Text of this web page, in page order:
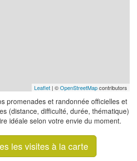
Leaflet | ©OpenStreetMapcontributors
promenades et randonnée officielles et
(distance, difficulté, durée, thématique)
idéale selon votre envie du moment.
les visites à la carte